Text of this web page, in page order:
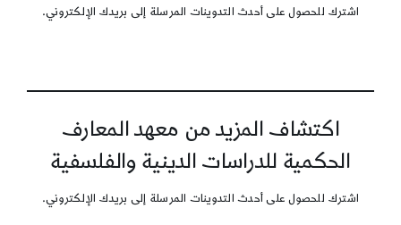
اشترك للحصول على أحدث التدوينات المرسلة إلى بريدك الإلكتروني.
اكتشاف المزيد من معهد المعارف
الحكمية للدراسات الدينية والفلسفية
اشترك للحصول على أحدث التدوينات المرسلة إلى بريدك الإلكتروني.